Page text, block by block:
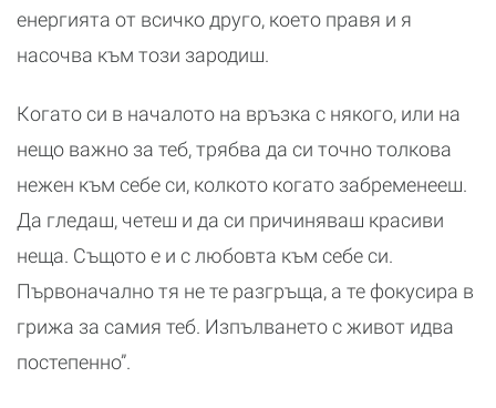
енергията от всичко друго, което правя и я
насочва към този зародиш.
Когато си в началото на връзка с някого, или на
нещо важно за теб, трябва да си точно толкова
нежен към себе си, колкото когато забременееш.
Да гледаш, четеш и да си причиняваш красиви
неща. Същото е и с любовта към себе си.
Първоначално тя не те разгръща, а те фокусира в
грижа за самия теб. Изпълването с живот идва
постепенно”.